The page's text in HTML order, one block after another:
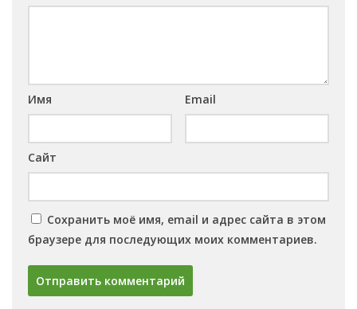
Имя Email
Сайт
Сохранить моё имя, email и адрес сайта в этом
браузере для последующих моих комментариев.